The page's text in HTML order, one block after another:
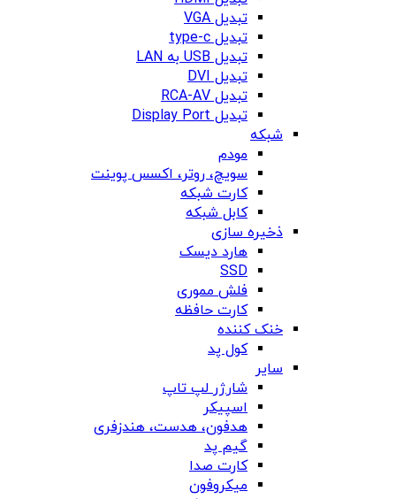
تبدیل VGA
تبدیل type-c
تبدیل USB به LAN
تبدیل DVI
تبدیل RCA-AV
تبدیل Display Port
شبکه
مودم
سویچ، روتر، اکسس پوینت
کارت شبکه
کابل شبکه
ذخیره سازی
هارد دیسک
SSD
فلش مموری
کارت حافظه
خنک کننده
کول پد
سایر
شارژر لپ تاپ
اسپیکر
هدفون، هدست، هندزفری
گیم پد
کارت صدا
میکروفون